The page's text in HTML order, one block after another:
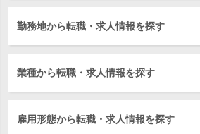
勤務地から転職・求人情報を探す
業種から転職・求人情報を探す
雇用形態から転職・求人情報を探す